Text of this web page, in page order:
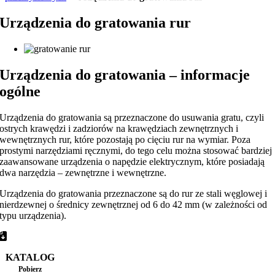
Urządzenia do gratowania rur
Urządzenia do gratowania – informacje
ogólne
Urządzenia do gratowania są przeznaczone do usuwania gratu, czyli
ostrych krawędzi i zadziorów na krawędziach zewnętrznych i
wewnętrznych rur, które pozostają po cięciu rur na wymiar. Poza
prostymi narzędziami ręcznymi, do tego celu można stosować bardziej
zaawansowane urządzenia o napędzie elektrycznym, które posiadają
dwa narzędzia – zewnętrzne i wewnętrzne.
Urządzenia do gratowania przeznaczone są do rur ze stali węglowej i
nierdzewnej o średnicy zewnętrznej od 6 do 42 mm (w zależności od
typu urządzenia).
KATALOG
Pobierz